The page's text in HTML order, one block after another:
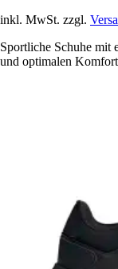
inkl. MwSt. zzgl.
Sportliche Schuhe mit
und optimalen